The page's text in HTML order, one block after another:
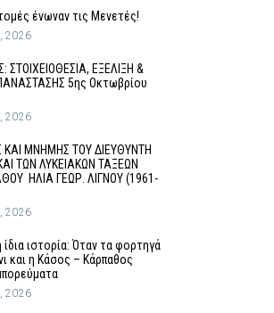
ένωναν τις Μενετές!
2026
ΕΞΕΛΙΞΗ &
5ης Οκτωβρίου
2026
ΚΑΙ ΜΝΗΜΗΣ ΤΟΥ ΔΙΕΥΘΥΝΤΗ
ΤΩΝ ΛΥΚΕΙΑΚΩΝ ΤΑΞΕΩΝ
ΗΛΙΑ ΓΕΩΡ. ΛΙΓΝΟΥ (1961-
2026
ίδια ιστορία: Όταν τα φορτηγά
και η Κάσος – Κάρπαθος
2026